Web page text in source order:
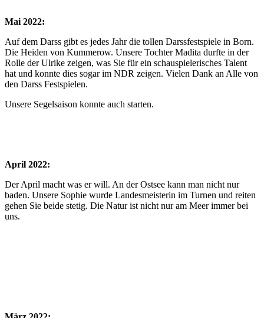
Mai 2022:
Auf dem Darss gibt es jedes Jahr die tollen Darssfestspiele in Born.
Die Heiden von Kummerow. Unsere Tochter Madita durfte in der
Rolle der Ulrike zeigen, was Sie für ein schauspielerisches Talent
hat und konnte dies sogar im NDR zeigen. Vielen Dank an Alle von
den Darss Festspielen.
Unsere Segelsaison konnte auch starten.
April 2022:
Der April macht was er will. An der Ostsee kann man nicht nur
baden. Unsere Sophie wurde Landesmeisterin im Turnen und reiten
gehen Sie beide stetig. Die Natur ist nicht nur am Meer immer bei
uns.